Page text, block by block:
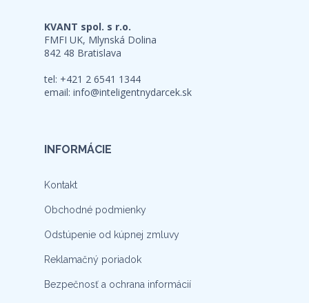
KVANT spol. s r.o.
FMFI UK, Mlynská Dolina
842 48 Bratislava
tel: +421 2 6541 1344
email: info@inteligentnydarcek.sk
INFORMÁCIE
Kontakt
Obchodné podmienky
Odstúpenie od kúpnej zmluvy
Reklamačný poriadok
Bezpečnosť a ochrana informácií